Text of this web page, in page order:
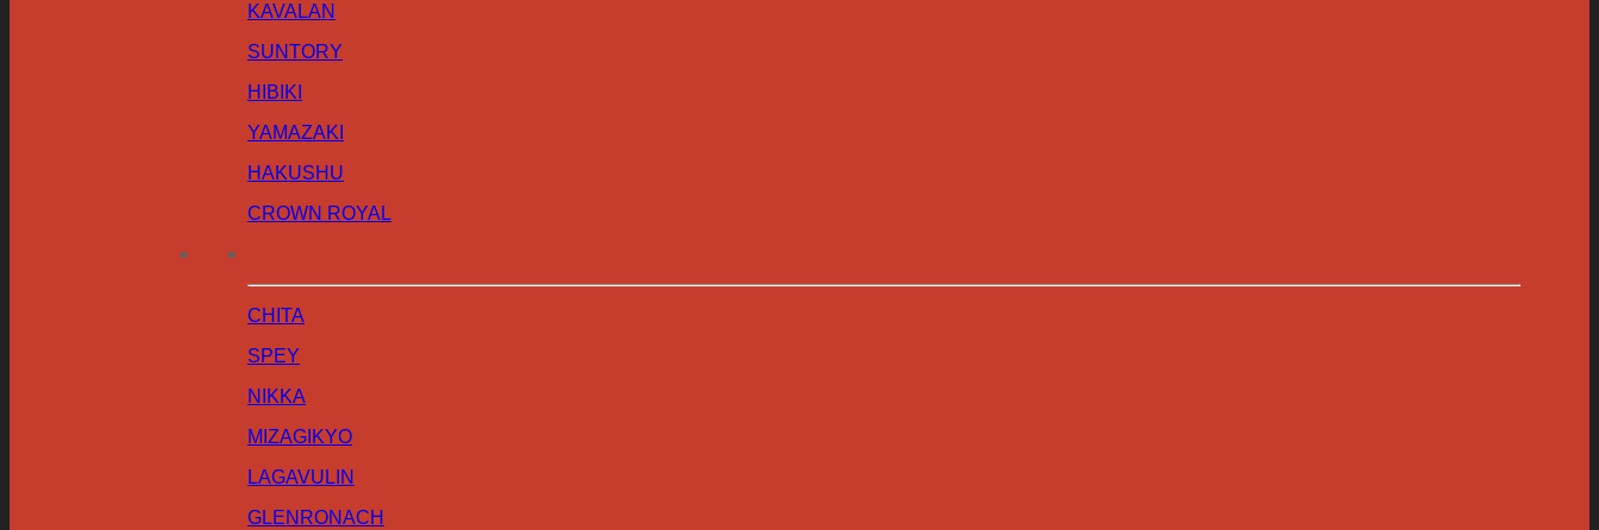
KAVALAN
SUNTORY
HIBIKI
YAMAZAKI
HAKUSHU
CROWN ROYAL
CHITA
SPEY
NIKKA
MIZAGIKYO
LAGAVULIN
GLENRONACH